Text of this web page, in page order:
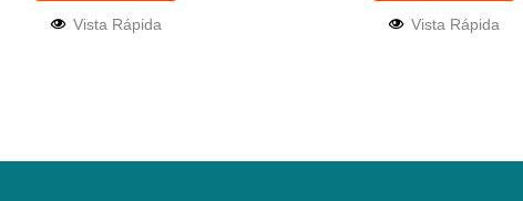
Vista Rápida Vista Rápida